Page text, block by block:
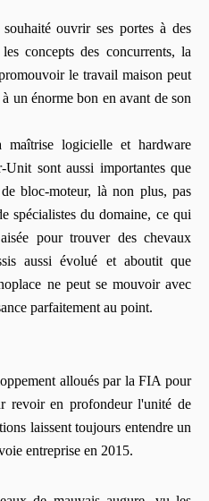
ouvrir ses portes à des
concepts des concurrents, la
le travail maison peut
un énorme bon en avant de son
logicielle et hardware
Unit sont aussi importantes que
bloc-moteur, là non plus, pas
spécialistes du domaine, ce qui
pour trouver des chevaux
aussi évolué et aboutit que
ne peut se mouvoir avec
parfaitement au point.
alloués par la FIA pour
revoir en profondeur l'unité de
laissent toujours entendre un
entreprise en 2015.